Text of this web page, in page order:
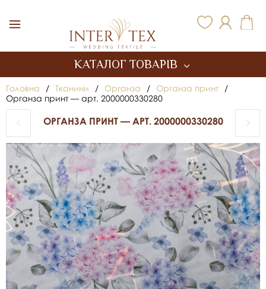
КАТАЛОГ ТОВАРІВ
Головна / Тканини / Органза / Органза принт
/
Органза принт — арт. 2000000330280
ОРГАНЗА ПРИНТ — АРТ. 2000000330280